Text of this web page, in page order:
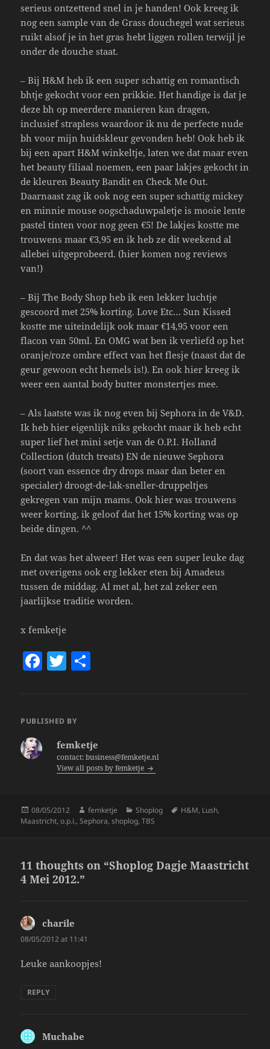
serieus ontzettend snel in je handen! Ook kreeg ik
nog een sample van de Grass douchegel wat serieus
ruikt alsof je in het gras hebt liggen rollen terwijl je
onder de douche staat.
– Bij H&M heb ik een super schattig en romantisch
bhtje gekocht voor een prikkie. Het handige is dat je
deze bh op meerdere manieren kan dragen,
inclusief strapless waardoor ik nu de perfecte nude
bh voor mijn huidskleur gevonden heb! Ook heb ik
bij een apart H&M winkeltje, laten we dat maar even
het beauty filiaal noemen, een paar lakjes gekocht in
de kleuren Beauty Bandit en Check Me Out.
Daarnaast zag ik ook nog een super schattig mickey
en minnie mouse oogschaduwpaletje is mooie lente
pastel tinten voor nog geen €5! De lakjes kostte me
trouwens maar €3,95 en ik heb ze dit weekend al
allebei uitgeprobeerd. (hier komen nog reviews
van!)
– Bij The Body Shop heb ik een lekker luchtje
gescoord met 25% korting. Love Etc… Sun Kissed
kostte me uiteindelijk ook maar €14,95 voor een
flacon van 50ml. En OMG wat ben ik verliefd op het
oranje/roze ombre effect van het flesje (naast dat de
geur gewoon echt hemels is!). En ook hier kreeg ik
weer een aantal body butter monstertjes mee.
– Als laatste was ik nog even bij Sephora in de V&D.
Ik heb hier eigenlijk niks gekocht maar ik heb echt
super lief het mini setje van de O.P.I. Holland
Collection (dutch treats) EN de nieuwe Sephora
(soort van essence dry drops maar dan beter en
specialer) droogt-de-lak-sneller-druppeltjes
gekregen van mijn mams. Ook hier was trouwens
weer korting, ik geloof dat het 15% korting was op
beide dingen. ^^
En dat was het alweer! Het was een super leuke dag
met overigens ook erg lekker eten bij Amadeus
tussen de middag. Al met al, het zal zeker een
jaarlijkse traditie worden.
x femketje
F
e
T
er
PUBLISHED BY
femketje
contact: business@femketje.nl
View all posts by femketje
Posted
on
08/05/2012 Author
femketje Categories
Shoplog Tags
H&M, Lush,
Maastricht,o.p.i.,Sephora,shoplog,TBS
11 thoughts on “Shoplog Dagje Maastricht
4 Mei 2012.”
charile
08/05/2012 at 11:41
Leuke aankoopjes!
REPLY
Muchabe